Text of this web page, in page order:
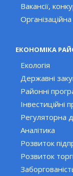
Вакансії,
ЕКОНОМІКА
Екологія
Державні
Районні
Інвестиційні
Регуляторна
Аналітика
Розвиток
Розвиток